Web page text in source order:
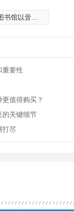
成长与归国历程
重要性
值得购买？
的关键细节
打尽